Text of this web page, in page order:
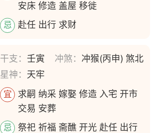
安床 修造 盖屋 移徙
忌 赴任 出行 求财
干支： 壬寅 冲煞： 冲猴(丙申) 煞北
星神： 天牢
宜
求嗣 纳采 嫁娶 修造 入宅 开市
交易 安葬
忌 祭祀 祈福 斋醮 开光 赴任 出行